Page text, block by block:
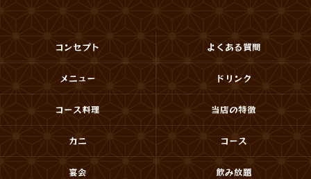
コンセプト よくある質問
メニュー ドリンク
コース料理 当店の特徴
カニ コース
宴会 飲み放題